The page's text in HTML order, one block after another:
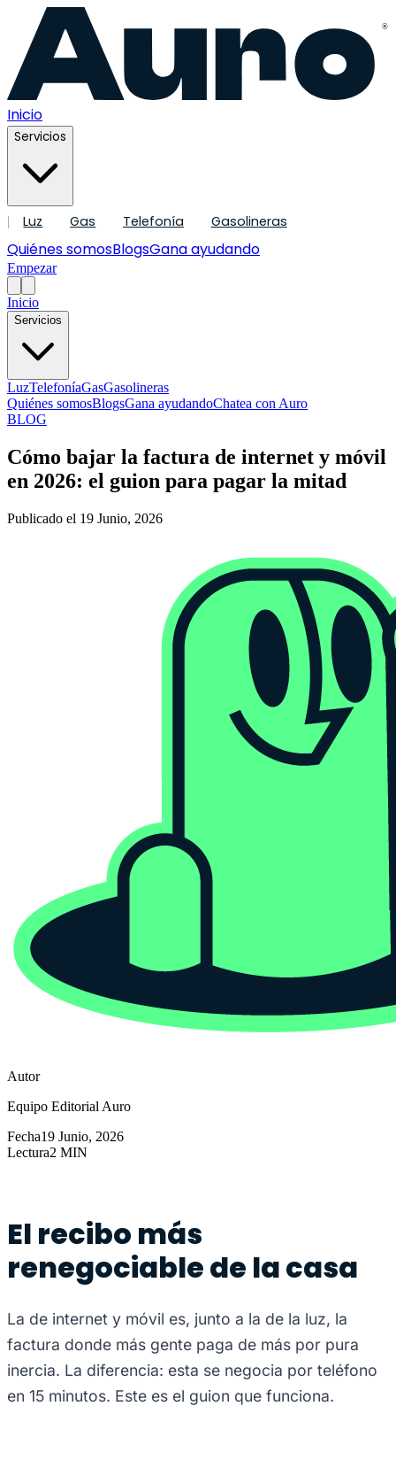
®
Inicio
Servicios
| Luz Gas Telefonía Gasolineras
Quiénes somosBlogsGana ayudando
Empezar
Inicio
Servicios
LuzTelefoníaGasGasolineras
Quiénes somosBlogsGana ayudandoChatea con Auro
BLOG
Cómo bajar la factura de internet y móvil
en 2026: el guion para pagar la mitad
Publicado el 19 Junio, 2026
Autor
Equipo Editorial Auro
Fecha19 Junio, 2026
Lectura2 MIN
El recibo más
renegociable de la casa
La de internet y móvil es, junto a la de la luz, la
factura donde más gente paga de más por pura
inercia. La diferencia: esta se negocia por teléfono
en 15 minutos. Este es el guion que funciona.